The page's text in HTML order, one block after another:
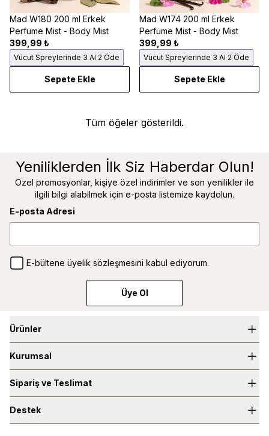
Mad W180 200 ml Erkek
Perfume Mist - Body Mist
399,99 ₺
Vücut Spreylerinde 3 Al 2 Öde
Sepete Ekle
Mad W174 200 ml Erkek
Perfume Mist - Body Mist
399,99 ₺
Vücut Spreylerinde 3 Al 2 Öde
Sepete Ekle
Tüm öğeler gösterildi.
Yeniliklerden İlk Siz Haberdar Olun!
Özel promosyonlar, kişiye özel indirimler ve son yenilikler ile
ilgili bilgi alabilmek için e-posta listemize kaydolun.
E-posta Adresi
E-bültene üyelik sözleşmesini kabul ediyorum.
Üye Ol
Ürünler
Selective Parfümler
Niche Parfümler
Saç Parfümleri
Kurumsal
Hakkımızda
Bilgi Toplum Hizmetleri
Sipariş ve Teslimat
Üyelik Sözleşmesi
Destek